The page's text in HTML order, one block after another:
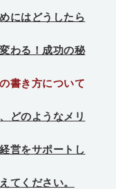
にはどうしたら
わる！成功の秘
書き方について
どのようなメリ
営をサポートし
てください。